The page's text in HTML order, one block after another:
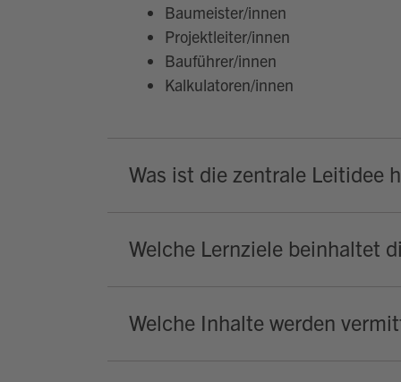
Baumeister/innen
Projektleiter/innen
Bauführer/innen
Kalkulatoren/innen
Was ist die zentrale Leitidee
Welche Lernziele beinhaltet
Welche Inhalte werden